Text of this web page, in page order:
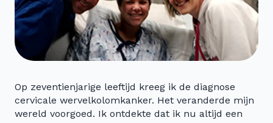
Op zeventienjarige leeftijd kreeg ik de diagnose
cervicale wervelkolomkanker. Het veranderde mijn
wereld voorgoed. Ik ontdekte dat ik nu altijd een